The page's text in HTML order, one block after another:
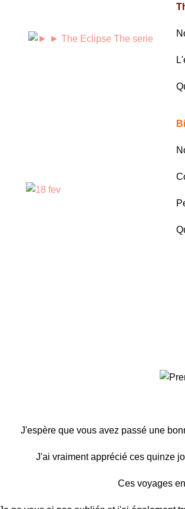
J'espère que vous avez passé une
J'ai vraiment apprécié ces quinze
Ces voyages